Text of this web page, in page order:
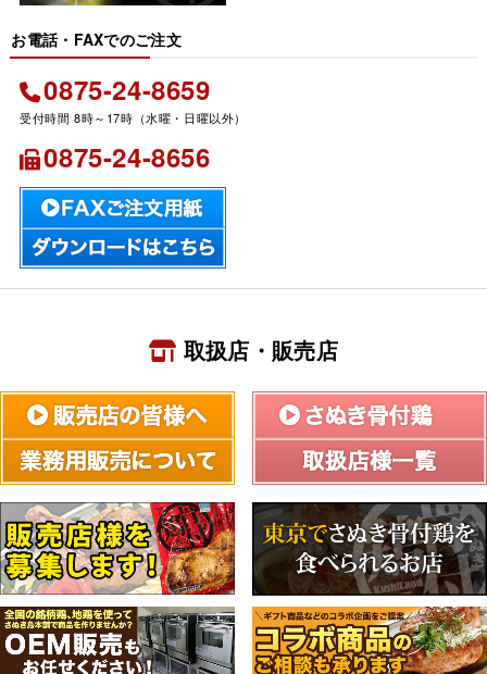
お電話・FAXでのご注文
0875-24-8659
0875-24-8656
取扱店・販売店